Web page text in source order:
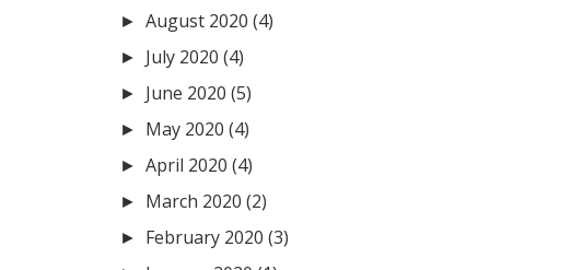
►August 2020 (4)
► July 2020 (4)
► June 2020 (5)
► May 2020 (4)
►April 2020 (4)
► March 2020 (2)
► February 2020 (3)